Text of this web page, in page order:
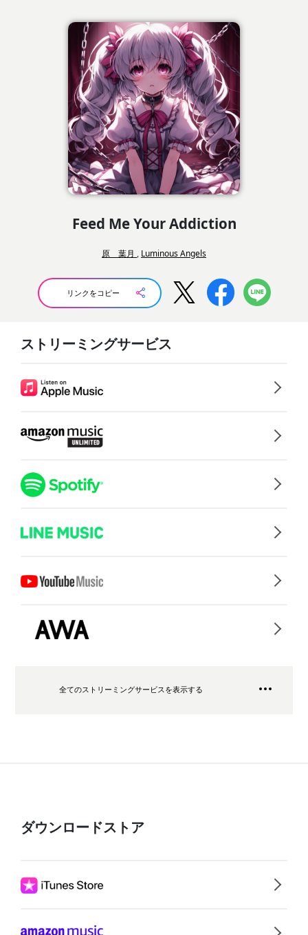
Feed Me Your Addiction
原 葉月 , Luminous Angels
リンクをコピー
ストリーミングサービス
全てのストリーミングサービスを表示する
ダウンロードストア